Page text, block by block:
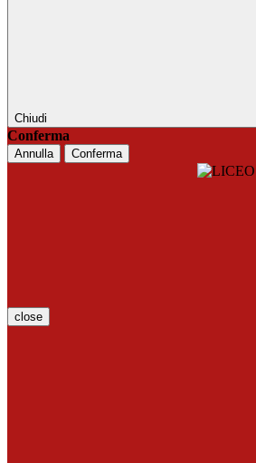
Chiudi
Conferma
Annulla Conferma
close